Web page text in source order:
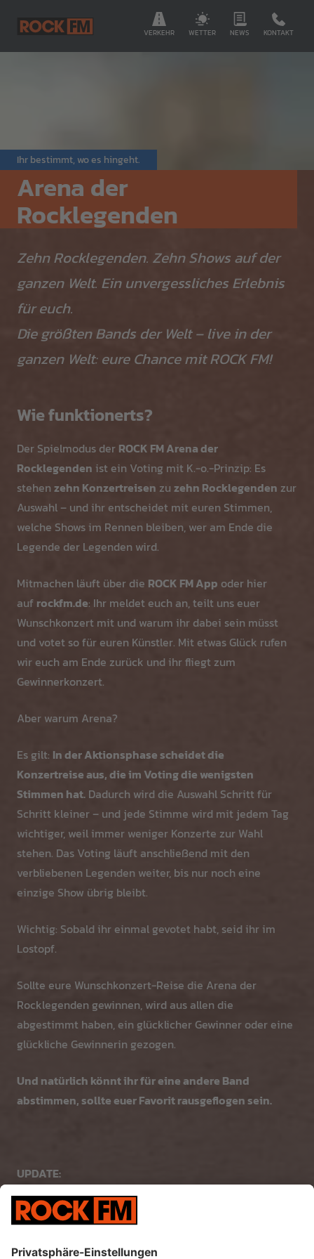
VERKEHR WETTER NEWS KONTAKT
Ihr bestimmt, wo es hingeht.
Arena der
Rocklegenden
Zehn Rocklegenden. Zehn Shows auf der
ganzen Welt. Ein unvergessliches Erlebnis
für euch.
Die größten Bands der Welt – live in der
ganzen Welt: eure Chance mit ROCK FM!
Wie funktionerts?
Der Spielmodus der ROCK FM Arena der
Rocklegenden ist ein Voting mit K.-o.-Prinzip: Es
stehen zehn Konzertreisen zu zehn Rocklegenden zur
Auswahl – und ihr entscheidet mit euren Stimmen,
welche Shows im Rennen bleiben, wer am Ende die
Legende der Legenden wird.
Mitmachen läuft über die ROCK FM App oder hier
auf rockfm.de: Ihr meldet euch an, teilt uns euer
Wunschkonzert mit und warum ihr dabei sein müsst
und votet so für euren Künstler. Mit etwas Glück rufen
wir euch am Ende zurück und ihr fliegt zum
Gewinnerkonzert.
Aber warum Arena?
Es gilt: In der Aktionsphase scheidet die
Konzertreise aus, die im Voting die wenigsten
Stimmen hat. Dadurch wird die Auswahl Schritt für
Schritt kleiner – und jede Stimme wird mit jedem Tag
wichtiger, weil immer weniger Konzerte zur Wahl
stehen. Das Voting läuft anschließend mit den
verbliebenen Legenden weiter, bis nur noch eine
einzige Show übrig bleibt.
Wichtig: Sobald ihr einmal gevotet habt, seid ihr im
Lostopf.
Sollte eure Wunschkonzert-Reise die Arena der
Rocklegenden gewinnen, wird aus allen die
abgestimmt haben, ein glücklicher Gewinner oder eine
glückliche Gewinnerin gezogen.
Und natürlich könnt ihr für eine andere Band
abstimmen, sollte euer Favorit rausgeflogen sein.
UPDATE:
Der Sieger der Arena der Rocklegenden sind die
EAGLES mit ihrem Konzert in THE SPHERE in Las
Vegas! 😎🤘